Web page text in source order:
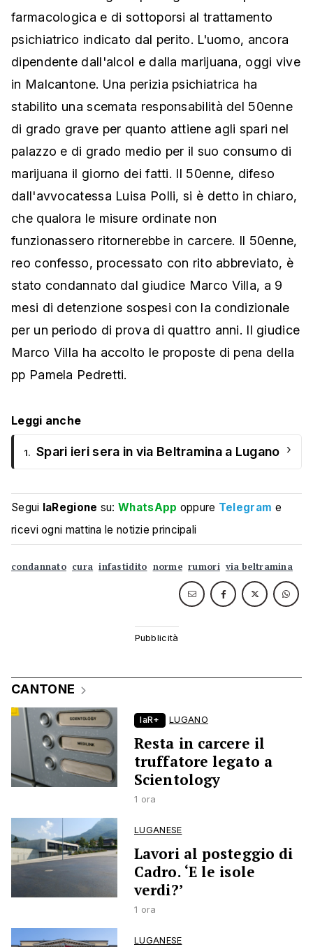
farmacologica e di sottoporsi al trattamento
psichiatrico indicato dal perito. L'uomo, ancora
dipendente dall'alcol e dalla marijuana, oggi vive
in Malcantone. Una perizia psichiatrica ha
stabilito una scemata responsabilità del 50enne
di grado grave per quanto attiene agli spari nel
palazzo e di grado medio per il suo consumo di
marijuana il giorno dei fatti. Il 50enne, difeso
dall'avvocatessa Luisa Polli, si è detto in chiaro,
che qualora le misure ordinate non
funzionassero ritornerebbe in carcere. Il 50enne,
reo confesso, processato con rito abbreviato, è
stato condannato dal giudice Marco Villa, a 9
mesi di detenzione sospesi con la condizionale
per un periodo di prova di quattro anni. Il giudice
Marco Villa ha accolto le proposte di pena della
pp Pamela Pedretti.
Leggi anche
1. Spari ieri sera in via Beltramina a Lugano ›
Segui laRegione su:WhatsApp oppure Telegram e
ricevi ogni mattina le notizie principali
condannato cura infastidito norme rumori via beltramina
CANTONE
laR+ LUGANO
Resta in carcere il
truffatore legato a
Scientology
1 ora
LUGANESE
Lavori al posteggio di
Cadro. ‘E le isole
verdi?’
1 ora
LUGANESE